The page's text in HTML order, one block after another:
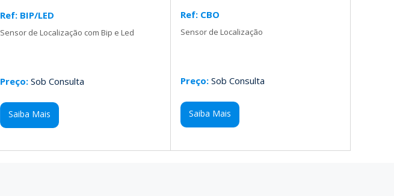
Ref: BIP/LED
Sensor de Localização com Bip e Led
Preço: Sob Consulta
Saiba Mais
Ref: CBO
Sensor de Localização
Preço: Sob Consulta
Saiba Mais